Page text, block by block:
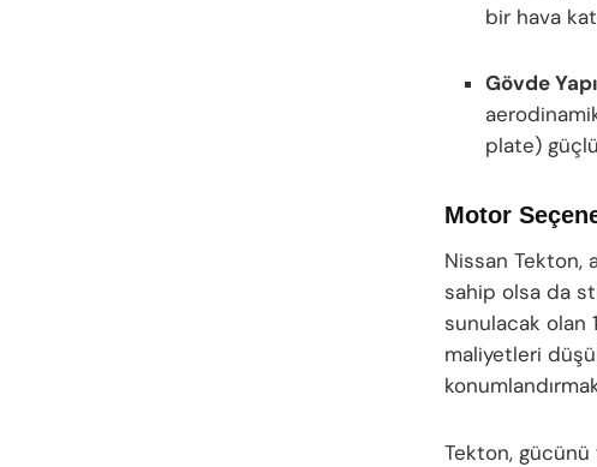
bir hava
Gövde
plate)
Motor
Nissan Tekton,
sahip olsa da
sunulacak olan
maliyetleri
Tekton, gücünü